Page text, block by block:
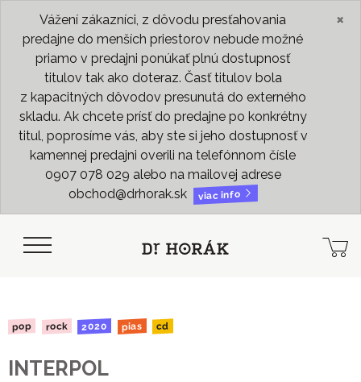
Vážení zákazníci, z dôvodu presťahovania
predajne do menších priestorov nebude možné
priamo v predajni ponúkať plnú dostupnosť
titulov tak ako doteraz. Časť titulov bola
z kapacitných dôvodov presunutá do externého
skladu. Ak chcete prísť do predajne po konkrétny
titul, poprosíme vás, aby ste si jeho dostupnosť v
kamennej predajni overili na telefónnom čísle
0907 078 029 alebo na mailovej adrese
obchod@drhorak.sk
viac info
×
pop rock 2020 pias cd
INTERPOL